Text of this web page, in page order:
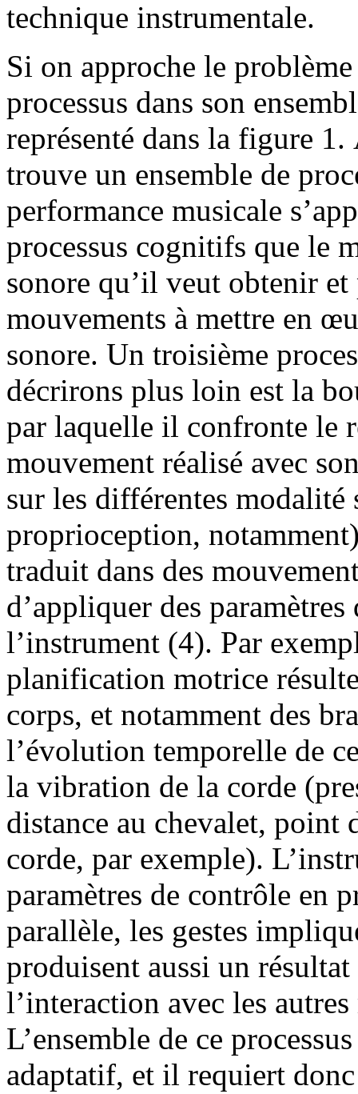
technique instrumentale.
Si on approche le
processus dans son
représenté dans la figure
trouve un ensemble de
performance musicale
processus cognitifs que le
sonore qu’il veut obtenir
mouvements à mettre en
sonore. Un troisième
décrirons plus loin est la
par laquelle il confronte le
mouvement réalisé avec
sur les différentes
proprioception,
traduit dans des
d’appliquer des
l’instrument (4). Par
planification motrice
corps, et notamment des
l’évolution temporelle de
la vibration de la corde
distance au chevalet, point
corde, par exemple).
paramètres de contrôle en
parallèle, les gestes
produisent aussi un
l’interaction avec les
L’ensemble de ce
adaptatif, et il requiert